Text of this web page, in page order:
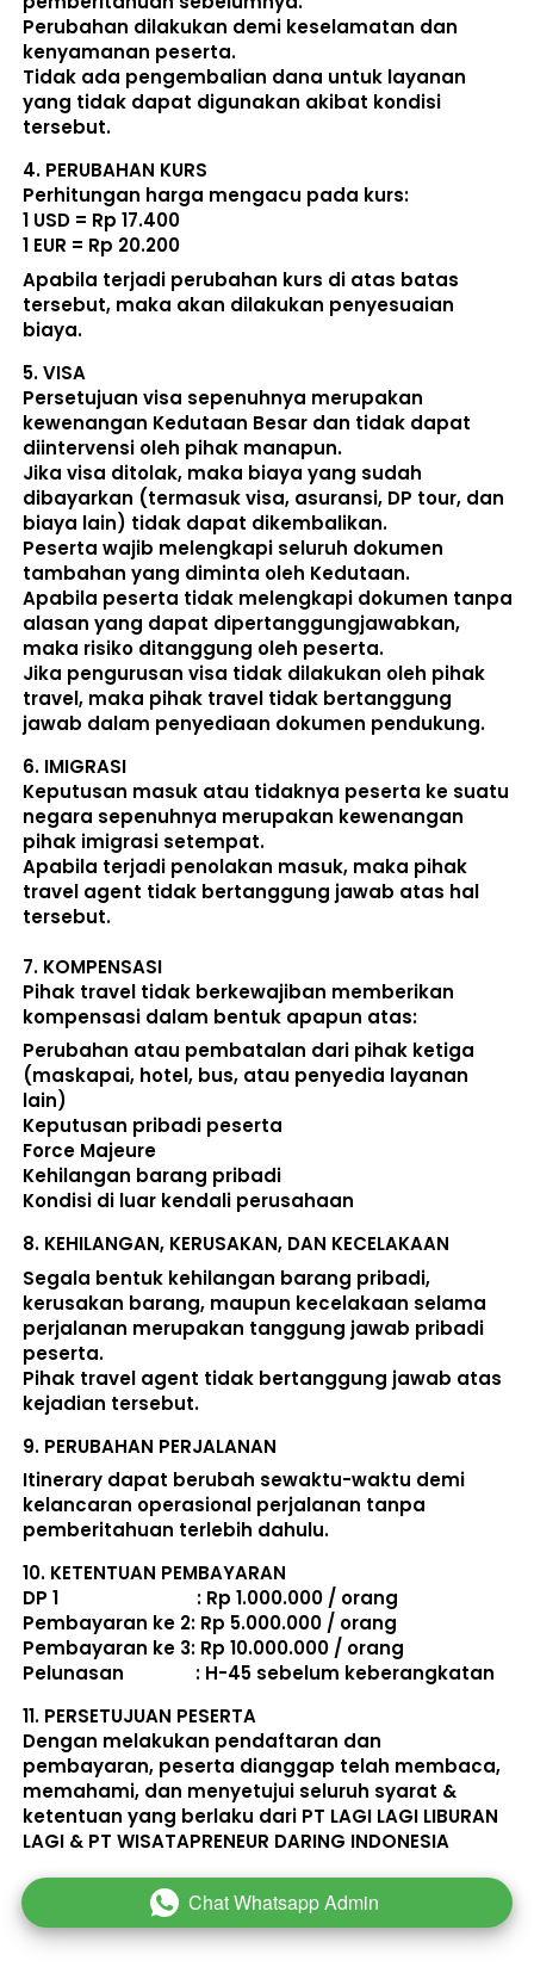
Perubahan dilakukan demi keselamatan dan
kenyamanan peserta.
Tidak ada pengembalian dana untuk layanan
yang tidak dapat digunakan akibat kondisi
tersebut.
4. PERUBAHAN KURS
Perhitungan harga mengacu pada kurs:
1 USD = Rp 17.400
1 EUR = Rp 20.200
Apabila terjadi perubahan kurs di atas batas
tersebut, maka akan dilakukan penyesuaian
biaya.
5. VISA
Persetujuan visa sepenuhnya merupakan
kewenangan Kedutaan Besar dan tidak dapat
diintervensi oleh pihak manapun.
Jika visa ditolak, maka biaya yang sudah
dibayarkan (termasuk visa, asuransi, DP tour, dan
biaya lain) tidak dapat dikembalikan.
Peserta wajib melengkapi seluruh dokumen
tambahan yang diminta oleh Kedutaan.
Apabila peserta tidak melengkapi dokumen tanpa
alasan yang dapat dipertanggungjawabkan,
maka risiko ditanggung oleh peserta.
Jika pengurusan visa tidak dilakukan oleh pihak
travel, maka pihak travel tidak bertanggung
jawab dalam penyediaan dokumen pendukung.
6. IMIGRASI
Keputusan masuk atau tidaknya peserta ke suatu
negara sepenuhnya merupakan kewenangan
pihak imigrasi setempat.
Apabila terjadi penolakan masuk, maka pihak
travel agent tidak bertanggung jawab atas hal
tersebut.
7. KOMPENSASI
Pihak travel tidak berkewajiban memberikan
kompensasi dalam bentuk apapun atas:
Perubahan atau pembatalan dari pihak ketiga
(maskapai, hotel, bus, atau penyedia layanan
lain)
Keputusan pribadi peserta
Force Majeure
Kehilangan barang pribadi
Kondisi di luar kendali perusahaan
8. KEHILANGAN, KERUSAKAN, DAN KECELAKAAN
Segala bentuk kehilangan barang pribadi,
kerusakan barang, maupun kecelakaan selama
perjalanan merupakan tanggung jawab pribadi
peserta.
Pihak travel agent tidak bertanggung jawab atas
kejadian tersebut.
9. PERUBAHAN PERJALANAN
Itinerary dapat berubah sewaktu-waktu demi
kelancaran operasional perjalanan tanpa
pemberitahuan terlebih dahulu.
10. KETENTUAN PEMBAYARAN
DP 1                             : Rp 1.000.000 / orang
Pembayaran ke 2: Rp 5.000.000 / orang
Pembayaran ke 3: Rp 10.000.000 / orang
Pelunasan               : H-45 sebelum keberangkatan
11. PERSETUJUAN PESERTA
Dengan melakukan pendaftaran dan
pembayaran, peserta dianggap telah membaca,
memahami, dan menyetujui seluruh syarat &
ketentuan yang berlaku dari PT LAGI LAGI LIBURAN
LAGI & PT WISATAPRENEUR DARING INDONESIA
` Chat Whatsapp Admin